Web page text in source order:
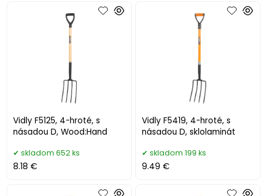
Vidly F5125, 4-hroté, s
násadou D, Wood:Hand
skladom 652 ks
8.18 €
Vidly F5419, 4-hroté, s
násadou D, sklolaminát
skladom 199 ks
9.49 €